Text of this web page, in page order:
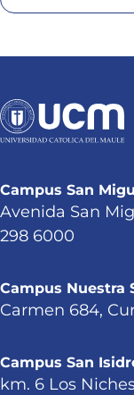
Campus San
Avenida San
298 6000
Campus Nuestra
Carmen 684,
Campus San
km. 6 Los